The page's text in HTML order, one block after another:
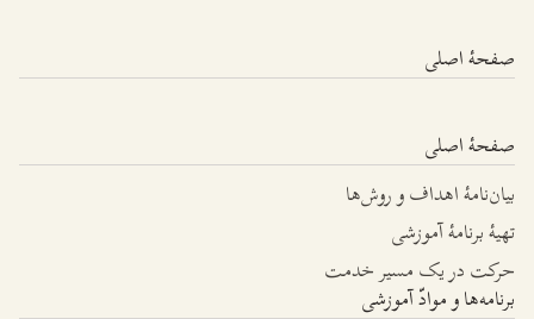
صفحۀ اصلی
صفحۀ اصلی
بیان‌نامۀ اهداف و روش‌ها
تهیۀ برنامۀ آموزشی
حرکت در یک مسیر خدمت
برنامه‌ها و موادّ آموزشی